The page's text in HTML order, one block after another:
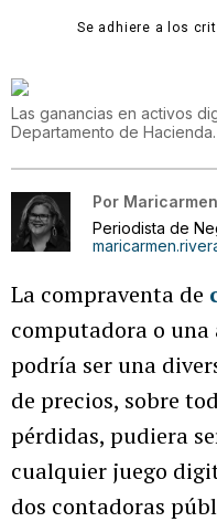
Se adhiere a los
Las ganancias en activos
Departamento de Hacienda.
Por
Periodista de
La compraventa de
computadora o
podría ser una
de precios, sobre
pérdidas, pudiera
cualquier juego
dos contadoras